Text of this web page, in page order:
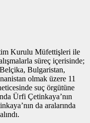
Kurulu Müfettişleri ile
süreç içerisinde;
Bulgaristan,
olmak üzere 11
suç örgütüne
Ürfi Çetinkaya’nın
da aralarında